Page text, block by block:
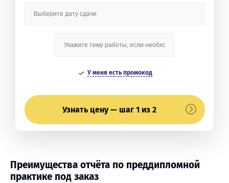
У меня есть промокод
Узнать цену — шаг 1 из 2
Преимущества отчёта по преддипломной
практике под заказ